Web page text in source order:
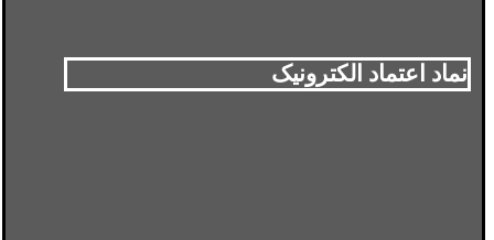
نماد اعتماد الکترونیک